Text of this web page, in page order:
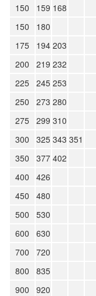
150
159 168
150
180
175
194 203
200
219 232
225 245 253
250
273 280
275 299 310
300
325 343 351
350
377 402
400
426
450
480
500
530
600
630
700
720
800
835
900
920